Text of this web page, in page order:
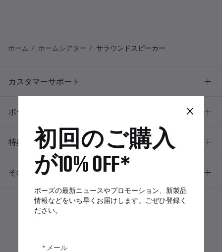
ホーム ホームシアター サラウンドスピーカー
カスタマーサポート
ボーズについて
特典
その他のリンク
×
初回のご購入
が10% OFF*
ボーズの最新ニュースやプロモーション、新製品
情報などをいち早くお届けします。ごぜひ登録く
ださい。
メール